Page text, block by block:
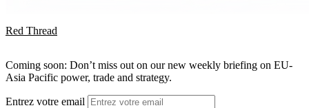
Red Thread
Coming soon: Don’t miss out on our new weekly briefing on EU-
Asia Pacific power, trade and strategy.
Entrez votre email